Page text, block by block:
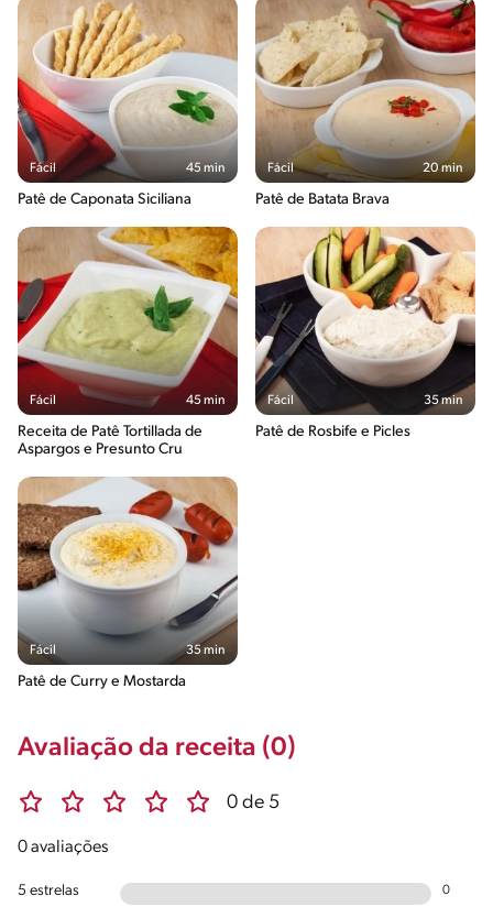
Fácil 45 min
Patê de Caponata Siciliana
Fácil 20 min
Patê de Batata Brava
Fácil 45 min
Receita de Patê Tortillada de
Aspargos e Presunto Cru
Fácil 35 min
Patê de Rosbife e Picles
Fácil 35 min
Patê de Curry e Mostarda
Avaliação da receita (0)
0 de 5
0 avaliações
5 estrelas 0